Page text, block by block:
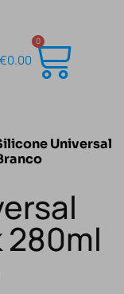
€0.00
0
Universal